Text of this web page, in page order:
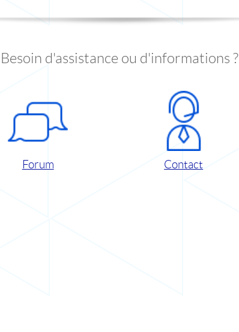
Besoin d'assistance ou d'informations ?
Forum Contact